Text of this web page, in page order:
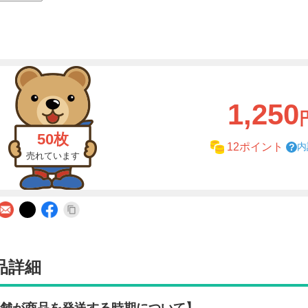
50枚
売れています
1,250
12ポイント
詳細